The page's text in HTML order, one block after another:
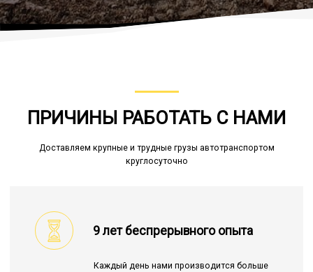
ПРИЧИНЫ РАБОТАТЬ С НАМИ
Доставляем крупные и трудные грузы автотранспортом
круглосуточно
9 лет беспрерывного опыта
Каждый день нами производится больше